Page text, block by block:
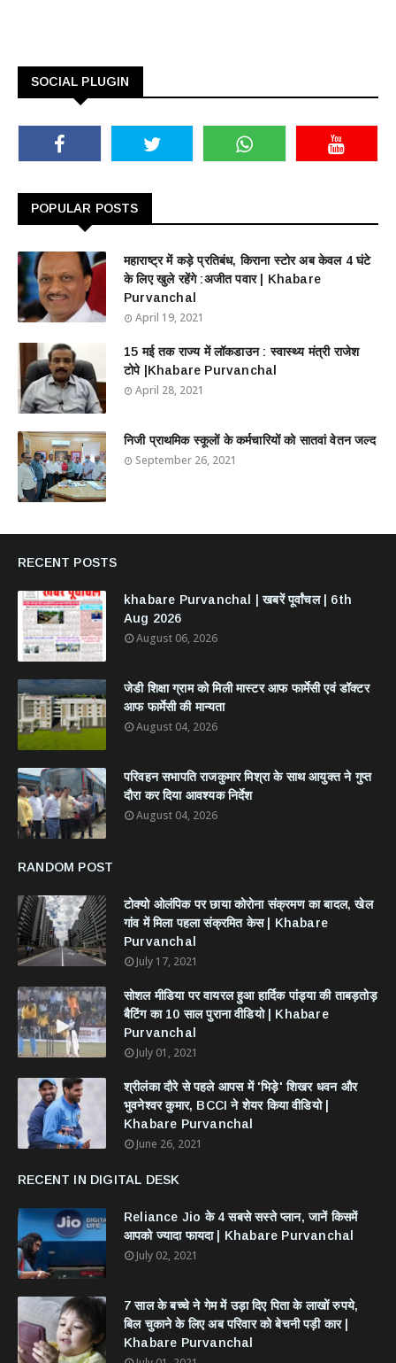
SOCIAL PLUGIN
POPULAR POSTS
महाराष्ट्र में कड़े प्रतिबंध, किराना स्टोर अब केवल 4 घंटे
के लिए खुले रहेंगे :अजीत पवार | Khabare
Purvanchal
April 19, 2021
15 मई तक राज्य में लॉकडाउन : स्वास्थ्य मंत्री राजेश
टोपे |Khabare Purvanchal
April 28, 2021
निजी प्राथमिक स्कूलों के कर्मचारियों को सातवां वेतन जल्द
September 26, 2021
RECENT POSTS
khabare Purvanchal | खबरें पूर्वांचल | 6th
Aug 2026
August 06, 2026
जेडी शिक्षा ग्राम को मिली मास्टर आफ फार्मेसी एवं डॉक्टर
आफ फार्मेसी की मान्यता
August 04, 2026
परिवहन सभापति राजकुमार मिश्रा के साथ आयुक्त ने गुप्त
दौरा कर दिया आवश्यक निर्देश
August 04, 2026
RANDOM POST
टोक्यो ओलंपिक पर छाया कोरोना संक्रमण का बादल, खेल
गांव में मिला पहला संक्रमित केस | Khabare
Purvanchal
July 17, 2021
सोशल मीडिया पर वायरल हुआ हार्दिक पांड्या की ताबड़तोड़
बैटिंग का 10 साल पुराना वीडियो | Khabare
Purvanchal
July 01, 2021
श्रीलंका दौरे से पहले आपस में 'भिड़े' शिखर धवन और
भुवनेश्वर कुमार, BCCI ने शेयर किया वीडियो |
Khabare Purvanchal
June 26, 2021
RECENT IN DIGITAL DESK
Reliance Jio के 4 सबसे सस्ते प्लान, जानें किसमें
आपको ज्यादा फायदा | Khabare Purvanchal
July 02, 2021
7 साल के बच्चे ने गेम में उड़ा दिए पिता के लाखों रुपये,
बिल चुकाने के लिए अब परिवार को बेचनी पड़ी कार |
Khabare Purvanchal